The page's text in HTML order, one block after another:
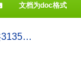
《公选副区长就职发言稿(精选多篇)[此文共3135字].doc》
文档为doc格式